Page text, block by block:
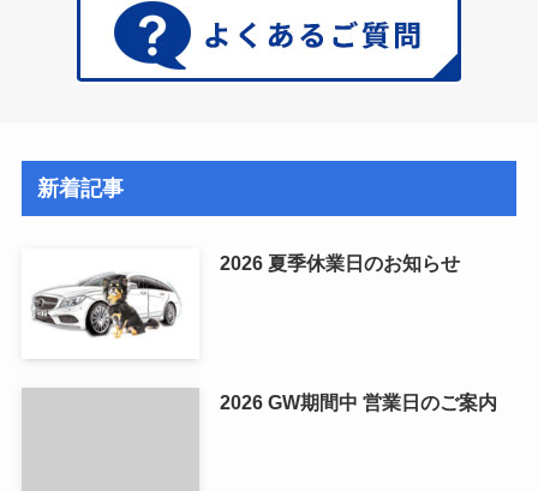
新着記事
2026 夏季休業日のお知らせ
2026 GW期間中 営業日のご案内